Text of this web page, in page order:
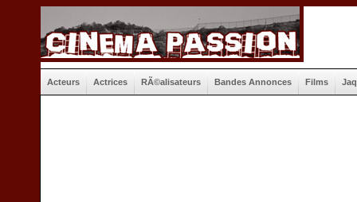
Acteurs Actrices RÃ©alisateurs Bandes Annonces Films